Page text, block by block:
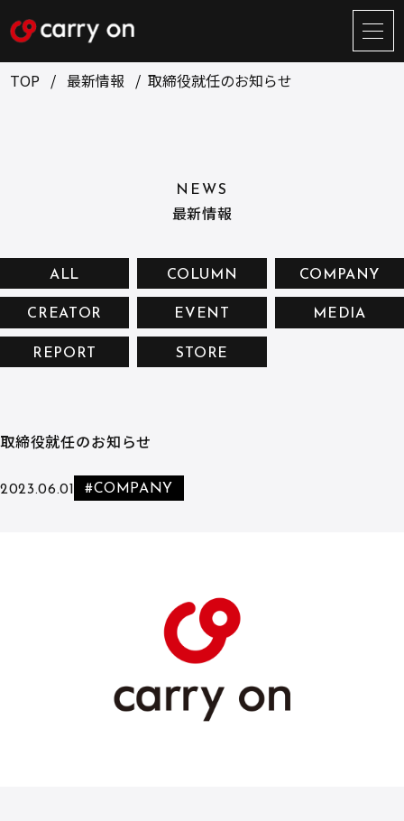
サ
イ
RECRUIT
CONTACT
お問い合せ
TOP 最新情報 取締役就任のお知らせ
NEWS
最新情報
ALL COLUMN COMPANY
CREATOR EVENT MEDIA
REPORT STORE
取締役就任のお知らせ
2023.06.01 #COMPANY